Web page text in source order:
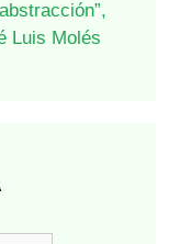
Luis Molés